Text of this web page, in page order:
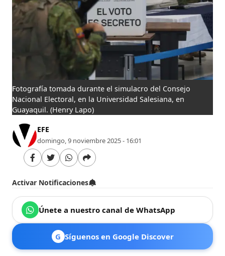
Fotografía tomada durante el simulacro del Consejo
Nacional Electoral, en la Universidad Salesiana, en
Guayaquil. (Henry Lapo)
EFE
domingo, 9 noviembre 2025 - 16:01
Activar Notificaciones
Únete a nuestro canal de WhatsApp
G Síguenos en Google Discover